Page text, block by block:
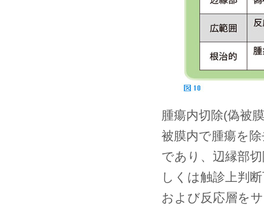
腫瘍内切除(偽被
被膜内で腫瘍を
であり、辺縁部
しくは触診上判
および反応層を